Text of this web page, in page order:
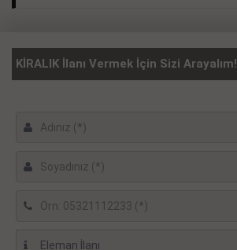
KİRALIK İlanı Vermek İçin Sizi Arayalım!